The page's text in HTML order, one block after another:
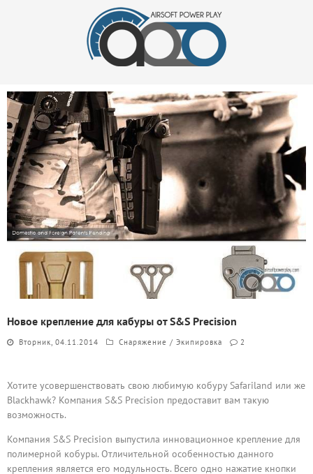
Новое крепление для кабуры от S&S Precision
Вторник, 04.11.2014 Снаряжение / Экипировка 2
Хотите усовершенствовать свою любимую кобуру Safariland или же
Blackhawk? Компания S&S Precision предоставит вам такую
возможность.
Компания S&S Precision выпустила инновационное крепление для
полимерной кобуры. Отличительной особенностью данного
крепления является его модульность. Всего одно нажатие кнопки